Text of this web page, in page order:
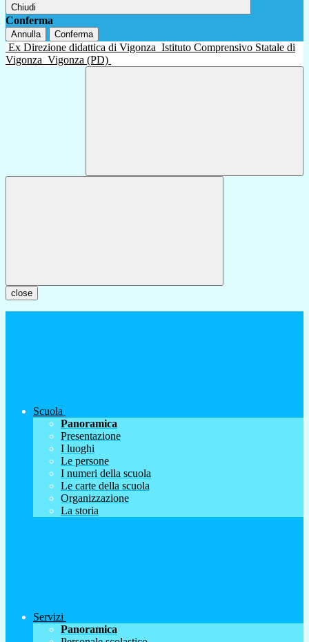
Chiudi
Conferma
Annulla Conferma
Ex Direzione didattica di Vigonza Istituto Comprensivo Statale di
Vigonza Vigonza (PD)
close
Scuola
Panoramica
Presentazione
I luoghi
Le persone
I numeri della scuola
Le carte della scuola
Organizzazione
La storia
Servizi
Panoramica